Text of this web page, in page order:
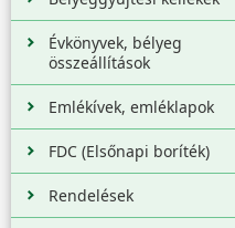
Évkönyvek, bélyeg
összeállítások
Emlékívek, emléklapok
FDC (Elsőnapi boríték)
Rendelések